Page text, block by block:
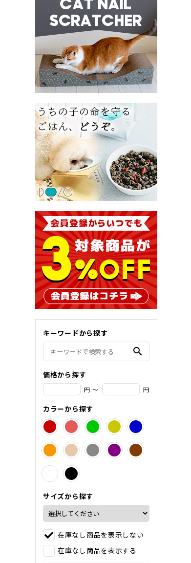
キーワードから探す
search
価格から探す
円 ～ 円
カラーから探す
サイズから探す
在庫なし商品を表示しない
在庫なし商品を表示する